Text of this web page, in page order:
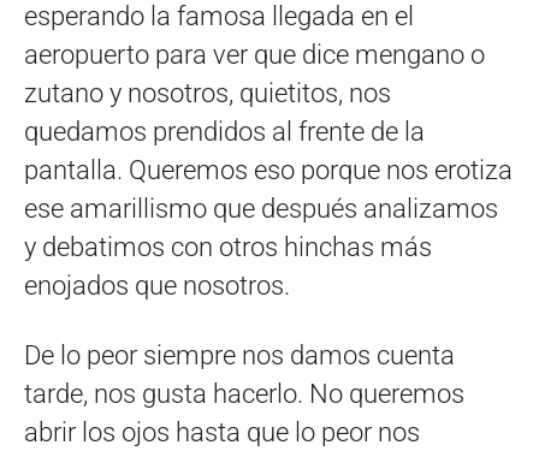
esperando la famosa llegada en el
aeropuerto para ver que dice mengano o
zutano y nosotros, quietitos, nos
quedamos prendidos al frente de la
pantalla. Queremos eso porque nos erotiza
ese amarillismo que después analizamos
y debatimos con otros hinchas más
enojados que nosotros.
De lo peor siempre nos damos cuenta
tarde, nos gusta hacerlo. No queremos
abrir los ojos hasta que lo peor nos